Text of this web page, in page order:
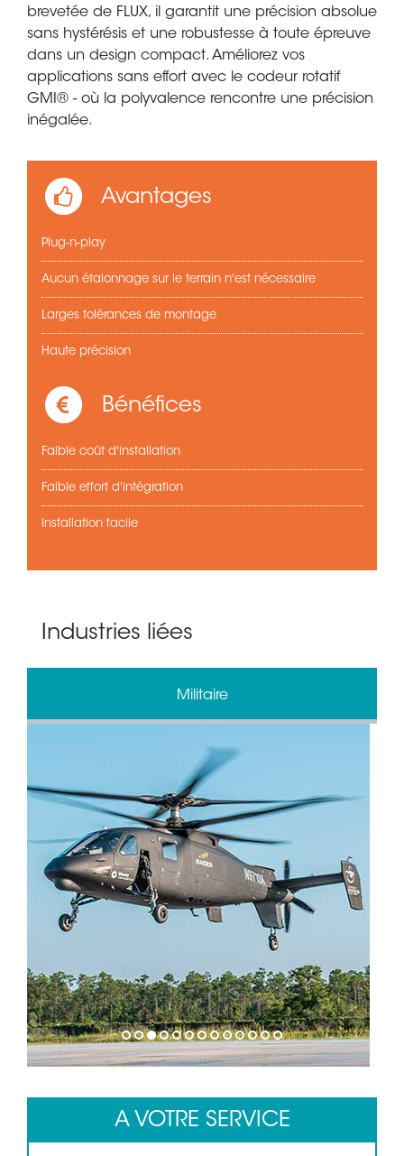
brevetée de FLUX, il garantit une précision absolue
sans hystérésis et une robustesse à toute épreuve
dans un design compact. Améliorez vos
applications sans effort avec le codeur rotatif
GMI® - où la polyvalence rencontre une précision
inégalée.
Avantages
Plug-n-play
Aucun étalonnage sur le terrain n'est nécessaire
Larges tolérances de montage
Haute précision
Bénéfices
Faible coût d'installation
Faible effort d'intégration
Installation facile
Industries liées
Militaire
1 2 3 4 5 6 7 8 9 10111213
A VOTRE SERVICE